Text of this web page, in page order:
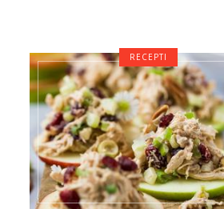
RECEPTI